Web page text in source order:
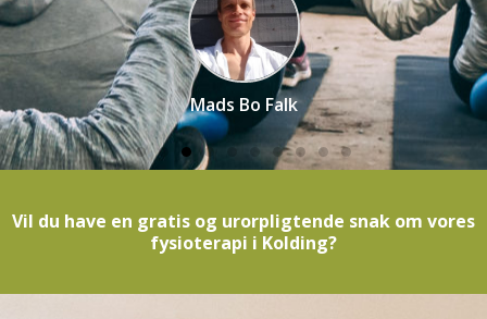
Mads Bo Falk
Vil du have en gratis og urorpligtende snak om vores
fysioterapi i Kolding?